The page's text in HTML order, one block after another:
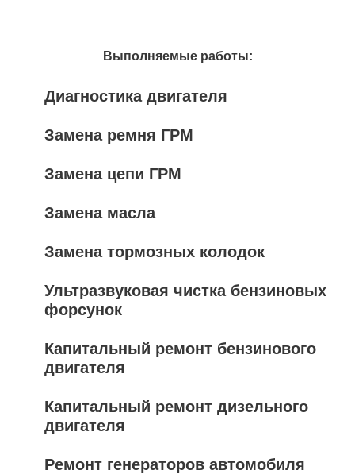
Выполняемые работы:
Диагностика двигателя
Замена ремня ГРМ
Замена цепи ГРМ
Замена масла
Замена тормозных колодок
Ультразвуковая чистка бензиновых
форсунок
Капитальный ремонт бензинового
двигателя
Капитальный ремонт дизельного
двигателя
Ремонт генераторов автомобиля